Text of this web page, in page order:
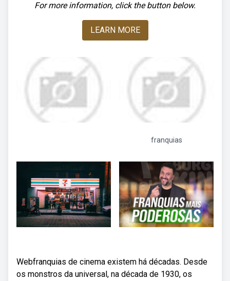
For more information, click the button below.
LEARN MORE
franquias
Webfranquias de cinema existem há décadas. Desde
os monstros da universal, na década de 1930, os